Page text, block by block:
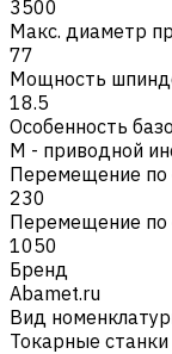
3500
Макс. диаметр
77
Мощность
18.5
Особенность
M - приводной
Перемещение по
230
Перемещение по
1050
Бренд
Abamet.ru
Вид
Токарные станки